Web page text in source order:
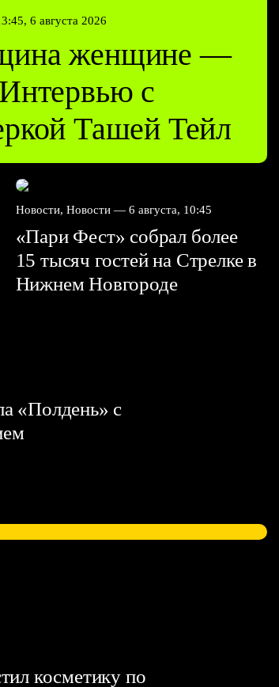
6 августа 2026
женщине —
с
Ташей Тейл
Новости, Новости — 6 августа, 10:45
«Пари Фест» собрал более
15 тысяч гостей на Стрелке в
Нижнем Новгороде
«Полдень» с
косметику по